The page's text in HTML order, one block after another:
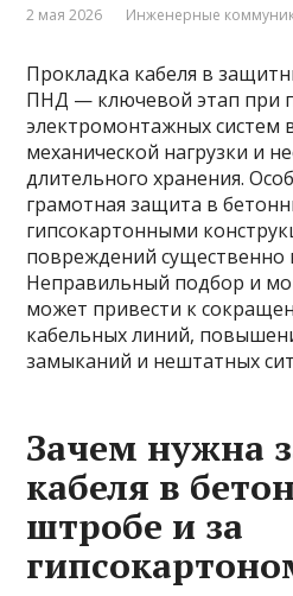
2 мая 2026 Инженерные
Прокладка кабеля в
ПНД — ключевой этап при
электромонтажных систем
механической нагрузки и
длительного хранения.
грамотная защита в
гипсокартонными
повреждений существенно
Неправильный подбор и
может привести к
кабельных линий,
замыканий и нештатных
Зачем нужна
кабеля в
штробе и за